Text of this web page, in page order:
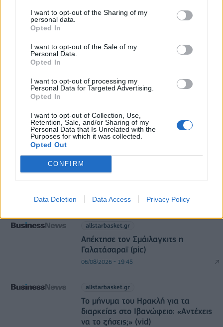
I want to opt-out of the Sharing of my
personal data.
Opted In
I want to opt-out of the Sale of my
Personal Data.
Opted In
I want to opt-out of processing my
Personal Data for Targeted Advertising.
Opted In
I want to opt-out of Collection, Use,
Retention, Sale, and/or Sharing of my
Personal Data that Is Unrelated with the
Purposes for which it was collected.
Opted Out
CONFIRM
Data Deletion Data Access Privacy Policy
06/08/2026 - 08:05 ΕΠΙΧΕΙΡΗΣΕΙΣ
Ρωσία: Η Μόσχα δηλώνει ότι κατέρριψε 605
ουκρανικά drones τη νύχτα - Ελαφρές ζημιές σε
αποθήκη της Wildberries
06/08/2026 - 10:30
Χρηματοδότηση 8 εκατ. ευρώ σε 843 μέσα
ενημέρωσης- Ξεκίνησε το πενταετές πρόγραμμα
06/08/2026 - 13:05 ΕΠΙΧΕΙΡΗΣΕΙΣ
DIRECTION BUSINESS NETWORK
allstarbasket.gr
Απέκτησε τον Σμάιλαγκιτς η
Γαλατάσαραϊ (pic)
06/08/2026 - 19:45
allstarbasket.gr
Το μήνυμα του Ηρακλή για τα
διαρκείας στο Ιβανώφειο: «Αντέχεις
να το ζήσεις;» (vid)